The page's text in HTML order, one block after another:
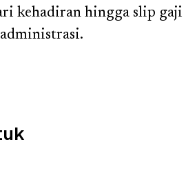
kehadiran hingga slip gaji